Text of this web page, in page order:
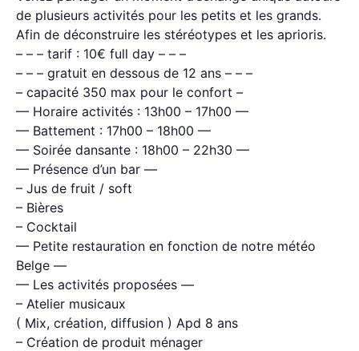
de plusieurs activités pour les petits et les grands.
Afin de déconstruire les stéréotypes et les aprioris.
– – – tarif : 10€ full day – – –
– – – gratuit en dessous de 12 ans – – –
– capacité 350 max pour le confort –
— Horaire activités : 13h00 – 17h00 —
— Battement : 17h00 – 18h00 —
— Soirée dansante : 18h00 – 22h30 —
— Présence d’un bar —
– Jus de fruit / soft
– Bières
– Cocktail
— Petite restauration en fonction de notre météo
Belge —
— Les activités proposées —
– Atelier musicaux
( Mix, création, diffusion ) Apd 8 ans
– Création de produit ménager